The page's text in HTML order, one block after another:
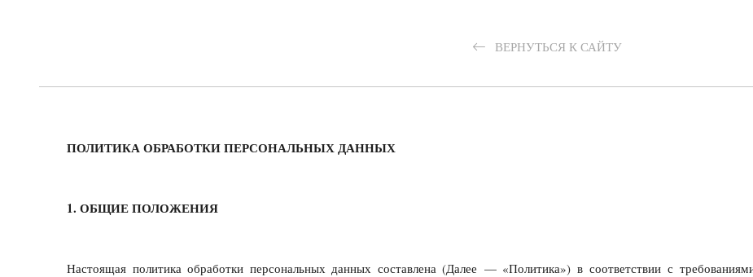
ВЕРНУТЬСЯ К САЙТУ
ПОЛИТИКА ОБРАБОТКИ ПЕРСОНАЛЬНЫХ ДАННЫХ
1. ОБЩИЕ ПОЛОЖЕНИЯ
Настоящая политика обработки персональных данных составлена (Далее — «Политика») в соответствии с